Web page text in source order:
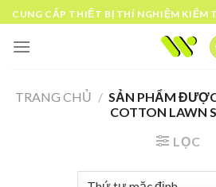
Skip
to
content
CUNG CẤP THIẾT BỊ THÍ NGHIỆM KIỂM
TRANG CHỦ / SẢN PHẨM
COTTON LAWN
LỌC